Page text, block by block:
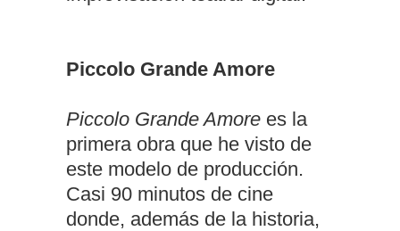
Piccolo Grande Amore
Piccolo Grande Amore es la
primera obra que he visto de
este modelo de producción.
Casi 90 minutos de cine
donde, además de la historia,